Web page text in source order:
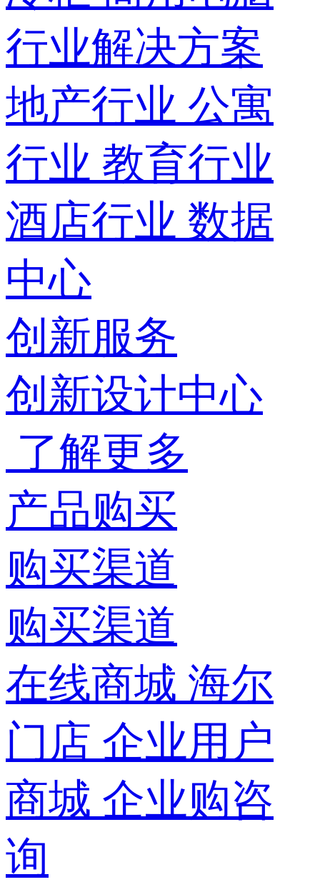
行业解决方案
地产行业 公寓
行业 教育行业
酒店行业 数据
中心
创新服务
创新设计中心
了解更多
产品购买
购买渠道
购买渠道
在线商城 海尔
门店 企业用户
商城 企业购咨
询